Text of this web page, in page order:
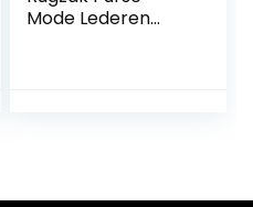
Mode Lederen